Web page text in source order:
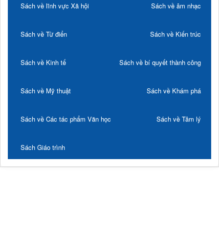
Sách về lĩnh vực Xã hội Sách về âm nhạc
Sách về Từ điển Sách về Kiến trúc
Sách về Kinh tế Sách về bí quyết thành công
Sách về Mỹ thuật Sách về Khám phá
Sách về Các tác phẩm Văn học Sách về Tâm lý
Sách Giáo trình